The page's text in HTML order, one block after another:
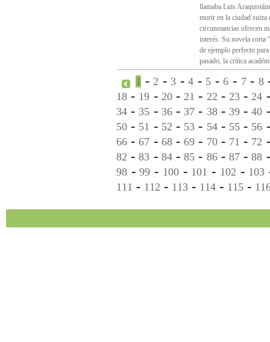
llamaba Luis
morir en la ciudad suiza
circunstancias ofrecen
interés. Su novela corta
de ejemplo perfecto
pasado, la crítica
1 -2 - 3 -4 - 5 -6 - 7- 8
18 - 19 - 20-21 - 22 - 23-24
34 - 35 - 36- 37 - 38- 39-40
50 - 51 - 52 - 53 - 54- 55- 56
66 -67 - 68-69 - 70- 71 - 72
82 -83 - 84-85 - 86- 87-88
98 -99 - 100- 101 - 102 - 103
111 - 112 - 113 - 114 - 115 -